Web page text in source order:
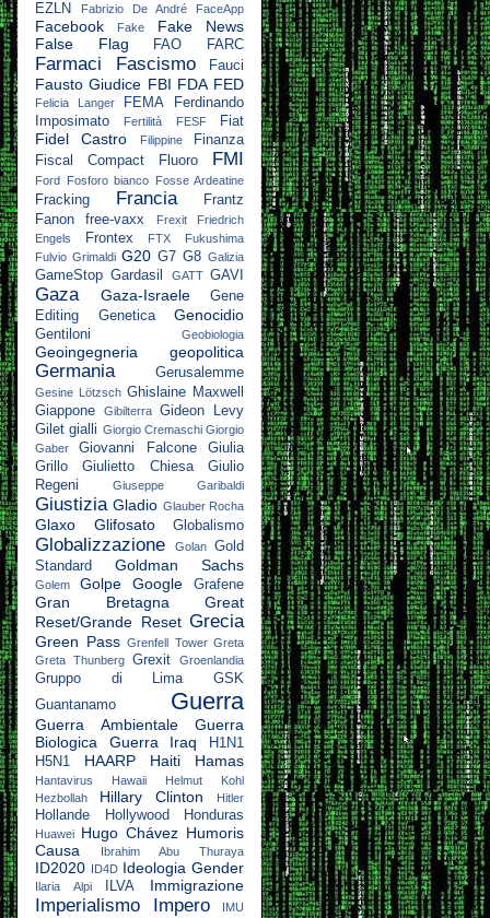
EZLN
Fabrizio De André FaceApp
Facebook Fake
Fake News
False Flag
FAO FARC
Farmaci Fascismo Fauci
Fausto Giudice FBI FDA FED
Felicia Langer FEMA
Ferdinando
Imposimato
Fertilità FESF Fiat
Fidel Castro Filippine
Finanza
Fiscal Compact
Fluoro FMI
Ford Fosforo bianco Fosse Ardeatine
Fracking Francia
Frantz
Fanon
free-vaxx Frexit
Friedrich
Engels
Frontex FTX
Fukushima
Fulvio Grimaldi G20 G7 G8 Galizia
GameStop Gardasil GATT GAVI
Gaza Gaza-Israele
Gene
Editing
Genetica Genocidio
Gentiloni Geobiologia
Geoingegneria geopolitica
Germania Gerusalemme
Gesine Lötzsch Ghislaine Maxwell
Giappone
Gibilterra Gideon Levy
Gilet gialli Giorgio Cremaschi Giorgio
Gaber
Giovanni Falcone
Giulia
Grillo
Giulietto Chiesa
Giulio
Regeni
Giuseppe Garibaldi
Giustizia Gladio Glauber Rocha
Glaxo Glifosato Globalismo
Globalizzazione Golan Gold
Standard
Goldman Sachs
Golem Golpe Google Grafene
Gran Bretagna
Great
Reset/Grande Reset Grecia
Green Pass Grenfell Tower Greta
Greta Thunberg Grexit Groenlandia
Gruppo di Lima
GSK
Guantanamo
Guerra
Guerra Ambientale
Guerra
Biologica
Guerra Iraq
H1N1
H5N1
HAARP Haiti Hamas
Hantavirus Hawaii
Helmut Kohl
Hezbollah
Hillary Clinton Hitler
Hollande Hollywood Honduras
Huawei Hugo Chávez Humoris
Causa
Ibrahim Abu Thuraya
ID2020 ID4D Ideologia Gender
Ilaria Alpi ILVA Immigrazione
Imperialismo Impero IMU